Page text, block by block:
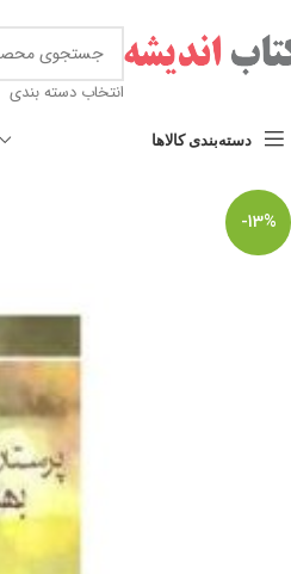
انتخاب دسته بندی
دسته‌بندی کالاها
-13%